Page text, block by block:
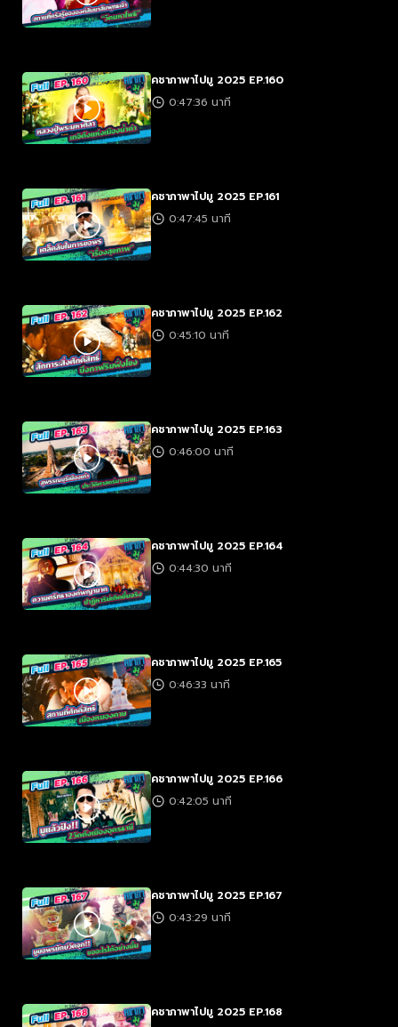
คชาภาพาไปมู 2025 EP.160
0:47:36 นาที
คชาภาพาไปมู 2025 EP.161
0:47:45 นาที
คชาภาพาไปมู 2025 EP.162
0:45:10 นาที
คชาภาพาไปมู 2025 EP.163
0:46:00 นาที
คชาภาพาไปมู 2025 EP.164
0:44:30 นาที
คชาภาพาไปมู 2025 EP.165
0:46:33 นาที
คชาภาพาไปมู 2025 EP.166
0:42:05 นาที
คชาภาพาไปมู 2025 EP.167
0:43:29 นาที
คชาภาพาไปมู 2025 EP.168